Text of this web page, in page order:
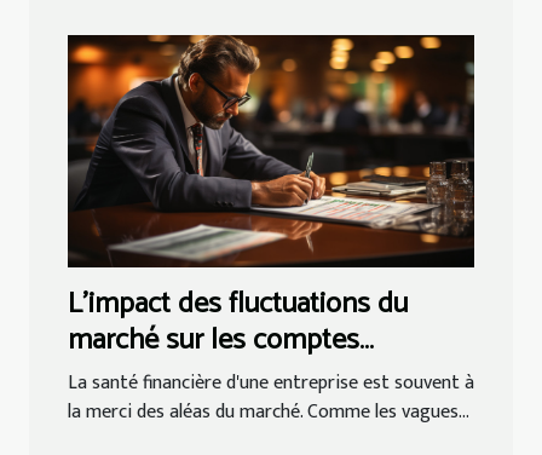
L'impact des fluctuations du
marché sur les comptes
d'entreprise
La santé financière d'une entreprise est souvent à
la merci des aléas du marché. Comme les vagues...